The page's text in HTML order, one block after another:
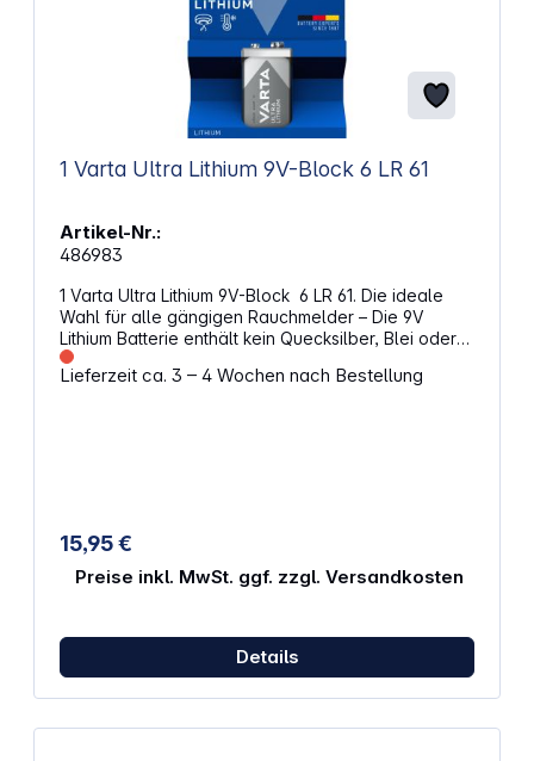
1 Varta Ultra Lithium 9V-Block 6 LR 61
Artikel-Nr.:
486983
1 Varta Ultra Lithium 9V-Block 6 LR 61. Die ideale
Wahl für alle gängigen Rauchmelder – Die 9V
Lithium Batterie enthält kein Quecksilber, Blei oder
Kadmium und hat einen speziellen
Sicherheitsmechanismus.- Hält bis zu 5-Mal länger
M1604, 4022, BLOC, CLR6, KA9, ND65V, U9VL-J-P
Lieferzeit ca. 3 – 4 Wochen nach Bestellung
15,95 €
Preise inkl. MwSt. ggf. zzgl. Versandkosten
Details